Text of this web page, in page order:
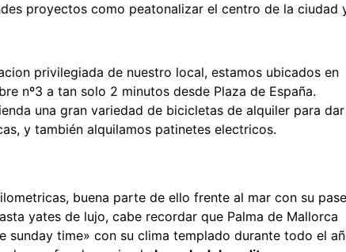
proyectos como peatonalizar el centro de la ciudad
privilegiada de nuestro local, estamos ubicados en
nº3 a tan solo 2 minutos desde Plaza de España.
una gran variedad de bicicletas de alquiler para dar
y también alquilamos patinetes electricos.
buena parte de ello frente al mar con su
yates de lujo, cabe recordar que Palma de Mallorca
time» con su clima templado durante todo el